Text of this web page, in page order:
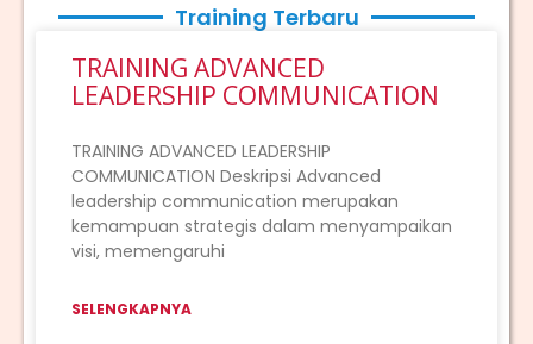
Training Terbaru
TRAINING ADVANCED
LEADERSHIP COMMUNICATION
TRAINING ADVANCED LEADERSHIP
COMMUNICATION Deskripsi Advanced
leadership communication merupakan
kemampuan strategis dalam menyampaikan
visi, memengaruhi
SELENGKAPNYA